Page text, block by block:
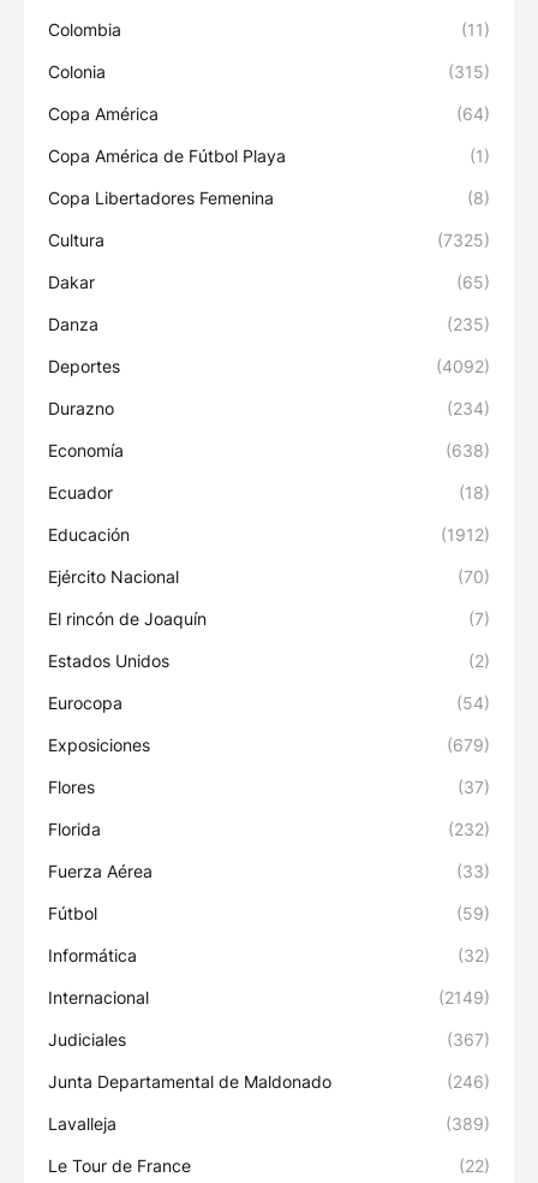
Colombia (11)
Colonia (315)
Copa América (64)
Copa América de Fútbol Playa (1)
Copa Libertadores Femenina (8)
Cultura (7325)
Dakar (65)
Danza (235)
Deportes (4092)
Durazno (234)
Economía (638)
Ecuador (18)
Educación (1912)
Ejército Nacional (70)
El rincón de Joaquín (7)
Estados Unidos (2)
Eurocopa (54)
Exposiciones (679)
Flores (37)
Florida (232)
Fuerza Aérea (33)
Fútbol (59)
Informática (32)
Internacional (2149)
Judiciales (367)
Junta Departamental de Maldonado (246)
Lavalleja (389)
Le Tour de France (22)